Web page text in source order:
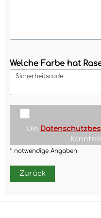
Sicherheitscode
Welche Farbe hat
Die
* notwendige Angaben
Zurück